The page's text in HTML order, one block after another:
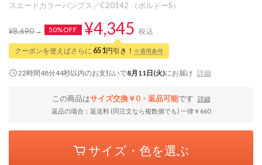
スエードカラーパンプス／C20142 （ボルドーS）
¥8,690 50%OFF ¥4,345 税込
クーポンを使えばさらに 651円引き！ ※適用条件
22時間48分43秒以内のお支払いで8月11日(火)にお届け 詳細
この商品はサイズ交換￥0・返品可能です
詳細
返品の場合：返送料 (同注文なら複数個でも) 一律￥660
サイズ・色を選ぶ